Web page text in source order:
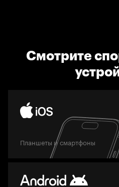
Смотрите
Планшеты и смартфоны